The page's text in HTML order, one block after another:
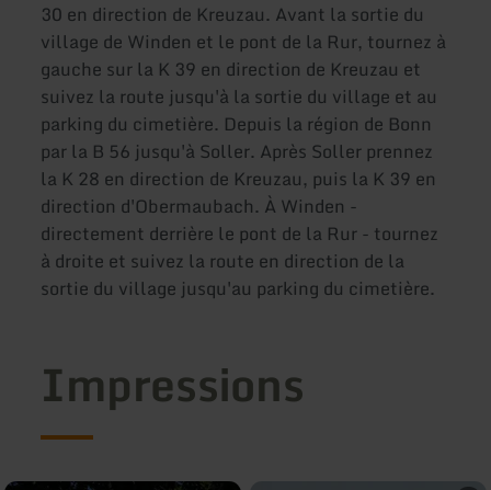
30 en direction de Kreuzau. Avant la sortie du
village de Winden et le pont de la Rur, tournez à
gauche sur la K 39 en direction de Kreuzau et
suivez la route jusqu'à la sortie du village et au
parking du cimetière. Depuis la région de Bonn
par la B 56 jusqu'à Soller. Après Soller prennez
la K 28 en direction de Kreuzau, puis la K 39 en
direction d'Obermaubach. À Winden -
directement derrière le pont de la Rur - tournez
à droite et suivez la route en direction de la
sortie du village jusqu'au parking du cimetière.
Impressions